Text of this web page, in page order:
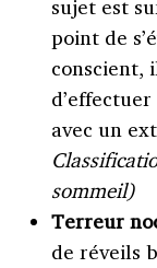
sujet est
point de
conscient,
avec un
sommeil)
Terreur
de réveils